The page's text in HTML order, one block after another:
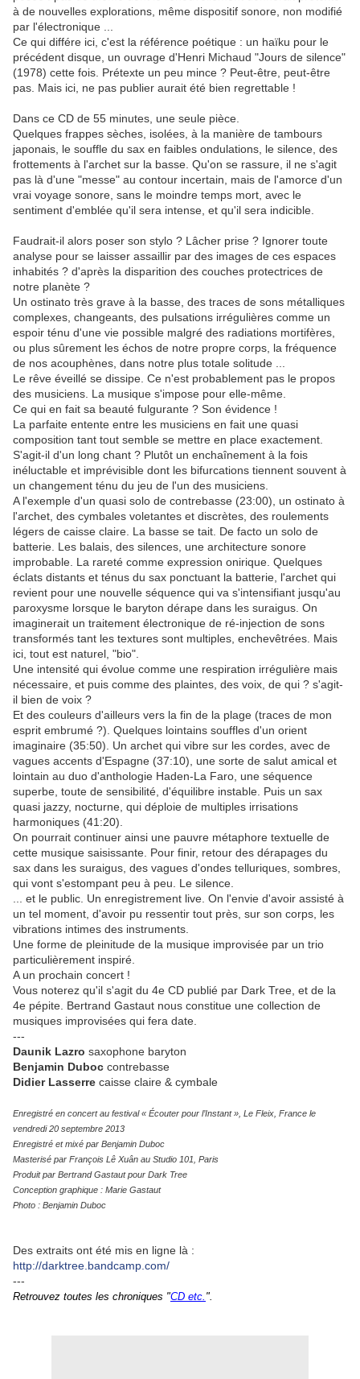
à de nouvelles explorations, même dispositif sonore, non modifié
par l'électronique ...
Ce qui différe ici, c'est la référence poétique : un haïku pour le
précédent disque, un ouvrage d'Henri Michaud "Jours de silence"
(1978) cette fois. Prétexte un peu mince ? Peut-être, peut-être
pas. Mais ici, ne pas publier aurait été bien regrettable !
Dans ce CD de 55 minutes, une seule pièce.
Quelques frappes sèches, isolées, à la manière de tambours
japonais, le souffle du sax en faibles ondulations, le silence, des
frottements à l'archet sur la basse. Qu'on se rassure, il ne s'agit
pas là d'une "messe" au contour incertain, mais de l'amorce d'un
vrai voyage sonore, sans le moindre temps mort, avec le
sentiment d'emblée qu'il sera intense, et qu'il sera indicible.
Faudrait-il alors poser son stylo ? Lâcher prise ? Ignorer toute
analyse pour se laisser assaillir par des images de ces espaces
inhabités ? d'après la disparition des couches protectrices de
notre planète ?
Un ostinato très grave à la basse, des traces de sons métalliques
complexes, changeants, des pulsations irrégulières comme un
espoir ténu d'une vie possible malgré des radiations mortifères,
ou plus sûrement les échos de notre propre corps, la fréquence
de nos acouphènes, dans notre plus totale solitude ...
Le rêve éveillé se dissipe. Ce n'est probablement pas le propos
des musiciens. La musique s'impose pour elle-même.
Ce qui en fait sa beauté fulgurante ? Son évidence !
La parfaite entente entre les musiciens en fait une quasi
composition tant tout semble se mettre en place exactement.
S'agit-il d'un long chant ? Plutôt un enchaînement à la fois
inéluctable et imprévisible dont les bifurcations tiennent souvent à
un changement ténu du jeu de l'un des musiciens.
A l'exemple d'un quasi solo de contrebasse (23:00), un ostinato à
l'archet, des cymbales voletantes et discrètes, des roulements
légers de caisse claire. La basse se tait. De facto un solo de
batterie. Les balais, des silences, une architecture sonore
improbable. La rareté comme expression onirique. Quelques
éclats distants et ténus du sax ponctuant la batterie, l'archet qui
revient pour une nouvelle séquence qui va s'intensifiant jusqu'au
paroxysme lorsque le baryton dérape dans les suraigus. On
imaginerait un traitement électronique de ré-injection de sons
transformés tant les textures sont multiples, enchevêtrées. Mais
ici, tout est naturel, "bio".
Une intensité qui évolue comme une respiration irrégulière mais
nécessaire, et puis comme des plaintes, des voix, de qui ? s'agit-
il bien de voix ?
Et des couleurs d'ailleurs vers la fin de la plage (traces de mon
esprit embrumé ?). Quelques lointains souffles d'un orient
imaginaire (35:50). Un archet qui vibre sur les cordes, avec de
vagues accents d'Espagne (37:10), une sorte de salut amical et
lointain au duo d'anthologie Haden-La Faro, une séquence
superbe, toute de sensibilité, d'équilibre instable. Puis un sax
quasi jazzy, nocturne, qui déploie de multiples irrisations
harmoniques (41:20).
On pourrait continuer ainsi une pauvre métaphore textuelle de
cette musique saisissante. Pour finir, retour des dérapages du
sax dans les suraigus, des vagues d'ondes telluriques, sombres,
qui vont s'estompant peu à peu. Le silence.
... et le public. Un enregistrement live. On l'envie d'avoir assisté à
un tel moment, d'avoir pu ressentir tout près, sur son corps, les
vibrations intimes des instruments.
Une forme de pleinitude de la musique improvisée par un trio
particulièrement inspiré.
A un prochain concert !
Vous noterez qu'il s'agit du 4e CD publié par Dark Tree, et de la
4e pépite. Bertrand Gastaut nous constitue une collection de
musiques improvisées qui fera date.
---
Daunik Lazro saxophone baryton
Benjamin Duboc contrebasse
Didier Lasserre caisse claire & cymbale
Enregistré en concert au festival « Écouter pour l’Instant », Le Fleix, France le
vendredi 20 septembre 2013
Enregistré et mixé par Benjamin Duboc
Masterisé par François Lê Xuân au Studio 101, Paris
Produit par Bertrand Gastaut pour Dark Tree
Conception graphique : Marie Gastaut
Photo : Benjamin Duboc
Des extraits ont été mis en ligne là :
http://darktree.bandcamp.com/
---
Retrouvez toutes les chroniques "CD etc. ".